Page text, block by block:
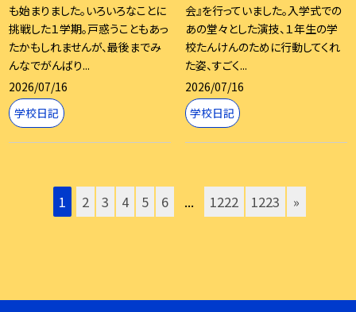
も始まりました。いろいろなことに
挑戦した１学期。戸惑うこともあっ
たかもしれませんが、最後までみ
んなでがんばり...
2026/07/16
学校日記
会』を行っていました。入学式での
あの堂々とした演技、１年生の学
校たんけんのために行動してくれ
た姿、すごく...
2026/07/16
学校日記
1 2 3 4 5 6 ... 1222 1223 »